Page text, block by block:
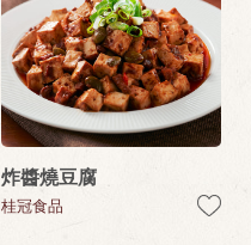
炸醬燒豆腐
桂冠食品